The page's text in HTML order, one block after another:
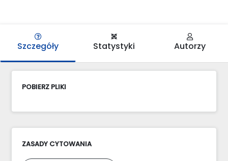
Szczegóły Statystyki Autorzy
POBIERZ PLIKI
ZASADY CYTOWANIA